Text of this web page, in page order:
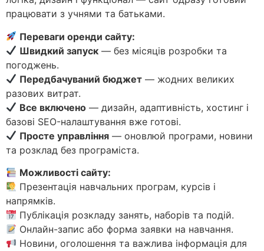
працювати з учнями та батьками.
Переваги оренди сайту:
Швидкий запуск — без місяців розробки та
погоджень.
Передбачуваний бюджет — жодних великих
разових витрат.
Все включено — дизайн, адаптивність, хостинг і
базові SEO-налаштування вже готові.
Просте управління — оновлюй програми, новини
та розклад без програміста.
Можливості сайту:
Презентація навчальних програм, курсів і
напрямків.
Публікація розкладу занять, наборів та подій.
Онлайн-запис або форма заявки на навчання.
Новини, оголошення та важлива інформація для